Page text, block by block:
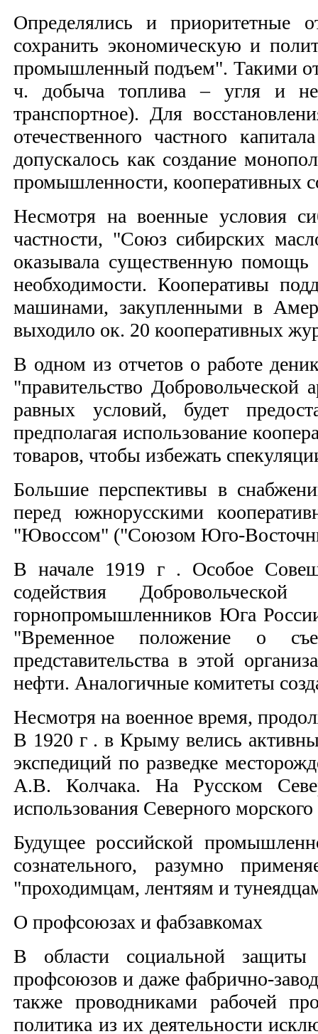
Определялись и приоритетные
сохранить экономическую и
промышленный подъем". Такими
ч. добыча топлива – угля и
транспортное). Для
отечественного частного
допускалось как создание
промышленности, кооперативных
Несмотря на военные условия
частности, "Союз сибирских
оказывала существенную
необходимости. Кооперативы
машинами, закупленными в
выходило ок. 20 кооперативных
В одном из отчетов о работе
"правительство Добровольческой
равных условий, будет
предполагая использование
товаров, чтобы избежать
Большие перспективы в
перед южнорусскими
"Ювоссом" ("Союзом Юго-
В начале 1919 г . Особое
содействия
горнопромышленников Юга
"Временное положение о
представительства в этой
нефти. Аналогичные комитеты
Несмотря на военное время,
В 1920 г . в Крыму велись
экспедиций по разведке
А.В. Колчака. На Русском
использования Северного
Будущее российской
сознательного, разумно
"проходимцам, лентяям и
О профсоюзах и фабзавкомах
В области социальной защиты
профсоюзов и даже фабрично-
также проводниками рабочей
политика из их деятельности